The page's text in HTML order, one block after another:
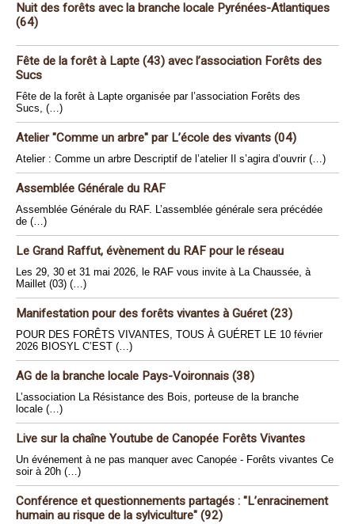
Nuit des forêts avec la branche locale Pyrénées-Atlantiques
(64)
Fête de la forêt à Lapte (43) avec l’association Forêts des
Sucs
Fête de la forêt à Lapte organisée par l’association Forêts des
Sucs, (…)
Atelier "Comme un arbre" par L’école des vivants (04)
Atelier : Comme un arbre Descriptif de l’atelier Il s’agira d’ouvrir (…)
Assemblée Générale du RAF
Assemblée Générale du RAF. L’assemblée générale sera précédée
de (…)
Le Grand Raffut, évènement du RAF pour le réseau
Les 29, 30 et 31 mai 2026, le RAF vous invite à La Chaussée, à
Maillet (03) (…)
Manifestation pour des forêts vivantes à Guéret (23)
POUR DES FORÊTS VIVANTES, TOUS À GUÉRET LE 10 février
2026 BIOSYL C’EST (…)
AG de la branche locale Pays-Voironnais (38)
L’association La Résistance des Bois, porteuse de la branche
locale (…)
Live sur la chaîne Youtube de Canopée Forêts Vivantes
Un événement à ne pas manquer avec Canopée - Forêts vivantes Ce
soir à 20h (…)
Conférence et questionnements partagés : "L’enracinement
humain au risque de la sylviculture" (92)